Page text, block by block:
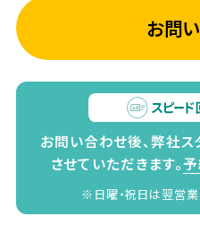
お問
お問い合わせ後、弊社ス
させていただきます。
※日曜・祝日は翌営業